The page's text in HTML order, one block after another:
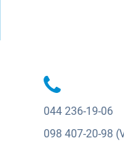
044 236-19-06
098 407-20-98